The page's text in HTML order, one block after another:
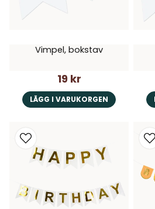
Vimpel, bokstav
19 kr
LÄGG I VARUKORGEN